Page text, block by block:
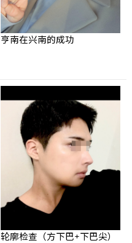
亨南在兴南的成功
轮廓检查（方下巴+下巴尖）